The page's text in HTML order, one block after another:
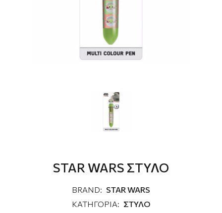
STAR WARS ΣΤΥΛΟ
BRAND: STAR WARS
ΚΑΤΗΓΟΡΙΑ: ΣΤΥΛΟ